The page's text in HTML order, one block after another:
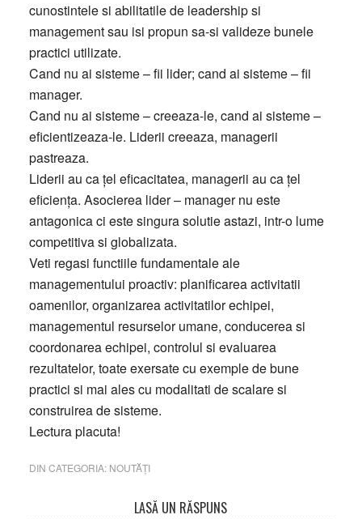
cunostintele si abilitatile de leadership si
management sau isi propun sa-si valideze bunele
practici utilizate.
Cand nu ai sisteme – fii lider; cand ai sisteme – fii
manager.
Cand nu ai sisteme – creeaza-le, cand ai sisteme –
eficientizeaza-le. Liderii creeaza, managerii
pastreaza.
Liderii au ca țel eficacitatea, managerii au ca țel
eficiența. Asocierea lider – manager nu este
antagonica ci este singura solutie astazi, intr-o lume
competitiva si globalizata.
Veti regasi functiile fundamentale ale
managementului proactiv: planificarea activitatii
oamenilor, organizarea activitatilor echipei,
managementul resurselor umane, conducerea si
coordonarea echipei, controlul si evaluarea
rezultatelor, toate exersate cu exemple de bune
practici si mai ales cu modalitati de scalare si
construirea de sisteme.
Lectura placuta!
DIN CATEGORIA: NOUTĂȚI
LASĂ UN RĂSPUNS